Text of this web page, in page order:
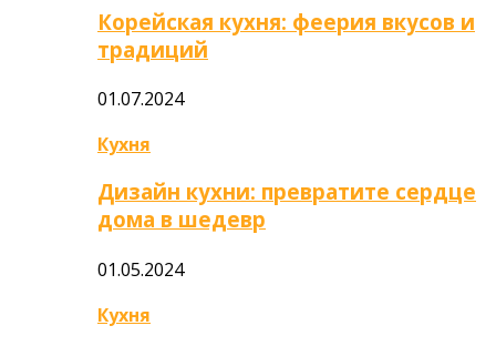
Корейская кухня: феерия вкусов и
традиций
01.07.2024
Кухня
Дизайн кухни: превратите сердце
дома в шедевр
01.05.2024
Кухня